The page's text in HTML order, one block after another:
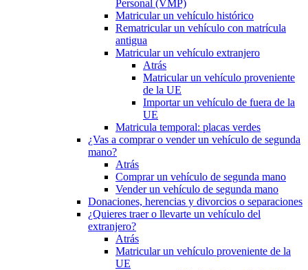
Personal (VMP)
Matricular un vehículo histórico
Rematricular un vehículo con matrícula
antigua
Matricular un vehículo extranjero
Atrás
Matricular un vehículo proveniente
de la UE
Importar un vehículo de fuera de la
UE
Matricula temporal: placas verdes
¿Vas a comprar o vender un vehículo de segunda
mano?
Atrás
Comprar un vehículo de segunda mano
Vender un vehículo de segunda mano
Donaciones, herencias y divorcios o separaciones
¿Quieres traer o llevarte un vehículo del
extranjero?
Atrás
Matricular un vehículo proveniente de la
UE